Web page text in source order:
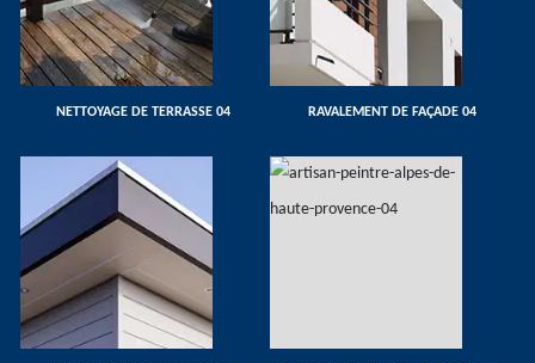
NETTOYAGE DE TERRASSE 04 RAVALEMENT DE FAÇADE 04